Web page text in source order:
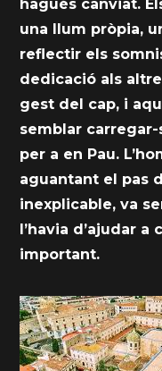
hagués canviat.
una llum pròpia,
reflectir els
dedicació als
gest del cap, i
semblar
per a en Pau.
aguantant el pas
inexplicable, va
l’havia d’ajudar
important.